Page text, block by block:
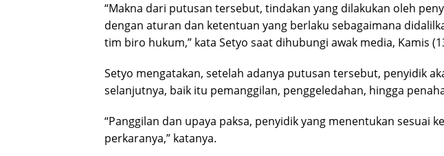
“Makna dari putusan tersebut, tindakan yang dilakukan oleh
dengan aturan dan ketentuan yang berlaku sebagaimana
tim biro hukum,” kata Setyo saat dihubungi awak media, Kamis
Setyo mengatakan, setelah adanya putusan tersebut, penyidik
selanjutnya, baik itu pemanggilan, penggeledahan, hingga
“Panggilan dan upaya paksa, penyidik yang menentukan sesuai
perkaranya,” katanya.